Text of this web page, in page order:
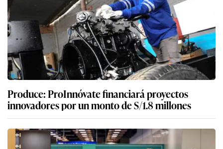
Produce: ProInnóvate financiará proyectos
innovadores por un monto de S/1.8 millones